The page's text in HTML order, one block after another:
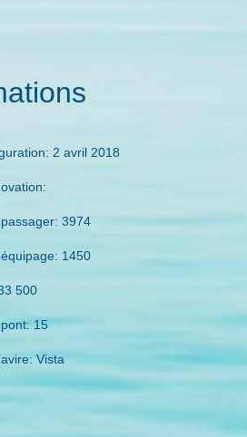
2 avril 2018
3974
1450
500
15
Vista